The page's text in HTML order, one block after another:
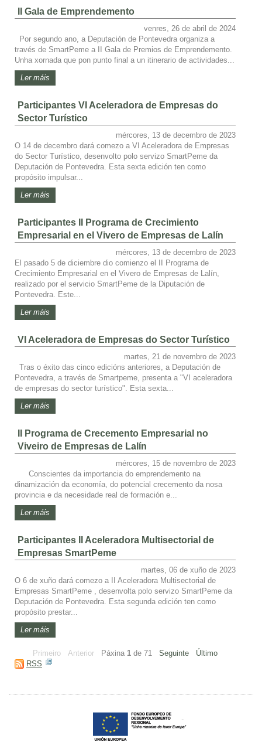
II Gala de Emprendemento
venres, 26 de abril de 2024
Por segundo ano, a Deputación de Pontevedra organiza a
través de SmartPeme a II Gala de Premios de Emprendemento.
Unha xornada que pon punto final a un itinerario de actividades...
Ler máis
Participantes VI Aceleradora de Empresas do
Sector Turístico
mércores, 13 de decembro de 2023
O 14 de decembro dará comezo a VI Aceleradora de Empresas
do Sector Turístico, desenvolto polo servizo SmartPeme da
Deputación de Pontevedra. Esta sexta edición ten como
propósito impulsar...
Ler máis
Participantes II Programa de Crecimiento
Empresarial en el Vivero de Empresas de Lalín
mércores, 13 de decembro de 2023
El pasado 5 de diciembre dio comienzo el II Programa de
Crecimiento Empresarial en el Vivero de Empresas de Lalín,
realizado por el servicio SmartPeme de la Diputación de
Pontevedra. Este...
Ler máis
VI Aceleradora de Empresas do Sector Turístico
martes, 21 de novembro de 2023
Tras o éxito das cinco edicións anteriores, a Deputación de
Pontevedra, a través de Smartpeme, presenta a "VI aceleradora
de empresas do sector turístico". Esta sexta...
Ler máis
II Programa de Crecemento Empresarial no
Viveiro de Empresas de Lalín
mércores, 15 de novembro de 2023
Conscientes da importancia do emprendemento na
dinamización da economía, do potencial crecemento da nosa
provincia e da necesidade real de formación e...
Ler máis
Participantes II Aceleradora Multisectorial de
Empresas SmartPeme
martes, 06 de xuño de 2023
O 6 de xuño dará comezo a II Aceleradora Multisectorial de
Empresas SmartPeme , desenvolta polo servizo SmartPeme da
Deputación de Pontevedra. Esta segunda edición ten como
propósito prestar...
Ler máis
Primeiro Anterior Páxina 1 de 71 Seguinte
Último
RSS